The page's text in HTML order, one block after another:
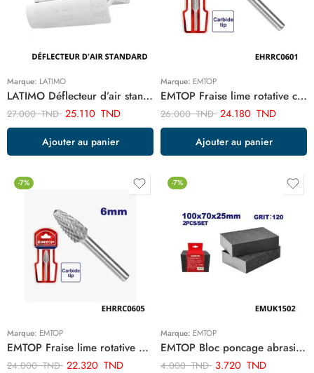
Marque: LATIMO
LATIMO Déflecteur d’air standard ART03829
27.000TND 25.110 TND
Ajouter au panier
Marque: EMTOP
EMTOP Fraise lime rotative cylindrique EHRRC0601
26.000TND 24.180 TND
Ajouter au panier
-7%
Marque: EMTOP
EMTOP Fraise lime rotative bout arrondi EHRRC0605
24.000TND 22.320 TND
-7%
Marque: EMTOP
EMTOP Bloc poncage abrasif 120 EMUK1502
4.000TND 3.720 TND